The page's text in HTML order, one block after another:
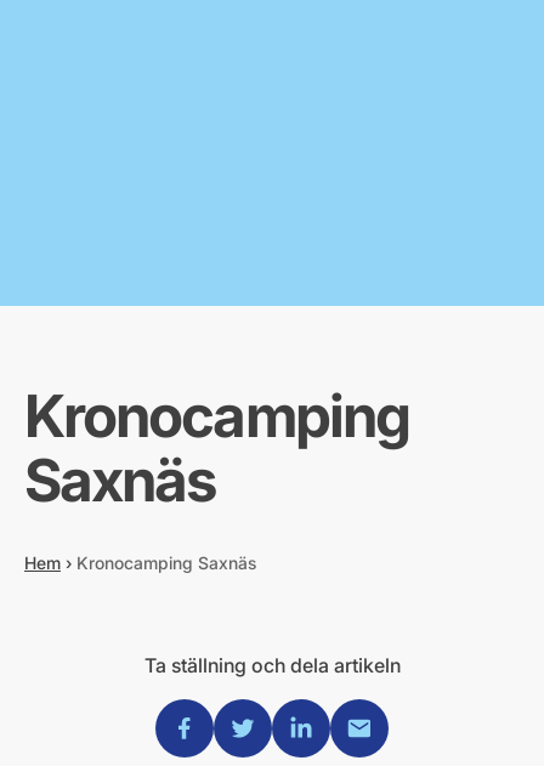
Kronocamping
Saxnäs
Hem › Kronocamping Saxnäs
Ta ställning och dela artikeln
Dela via Facebook
Dela via Twitter
Dela via Linkedin
Dela via Mail